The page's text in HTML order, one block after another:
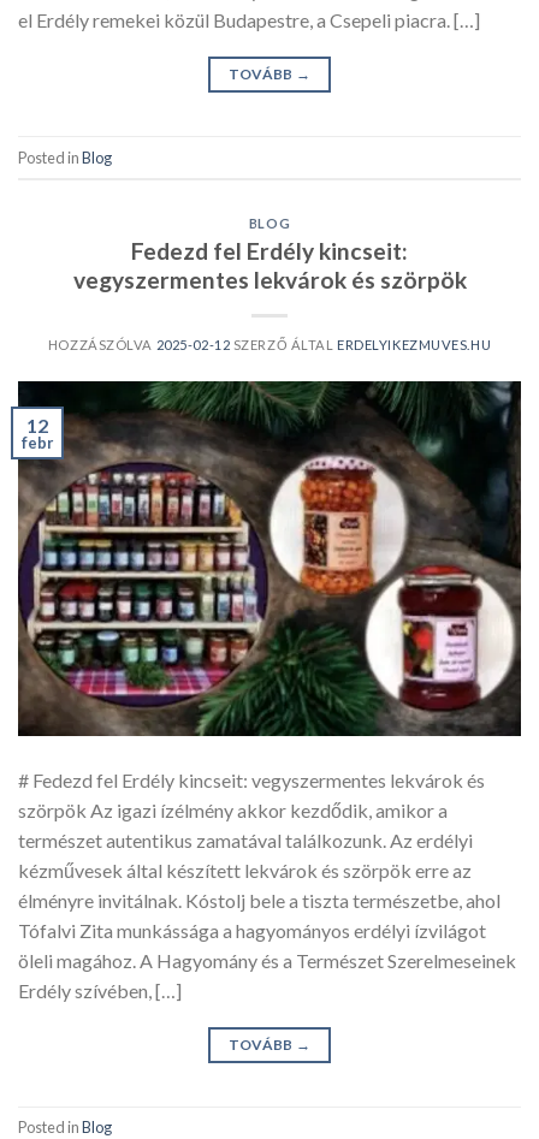
el Erdély remekei közül Budapestre, a Csepeli piacra. […]
TOVÁBB →
Posted inBlog
BLOG
Fedezd fel Erdély kincseit:
vegyszermentes lekvárok és szörpök
HOZZÁSZÓLVA 2025-02-12 SZERZŐ ÁLTAL ERDELYIKEZMUVES.HU
12
febr
# Fedezd fel Erdély kincseit: vegyszermentes lekvárok és
szörpök Az igazi ízélmény akkor kezdődik, amikor a
természet autentikus zamatával találkozunk. Az erdélyi
kézművesek által készített lekvárok és szörpök erre az
élményre invitálnak. Kóstolj bele a tiszta természetbe, ahol
Tófalvi Zita munkássága a hagyományos erdélyi ízvilágot
öleli magához. A Hagyomány és a Természet Szerelmeseinek
Erdély szívében, […]
TOVÁBB →
Posted inBlog